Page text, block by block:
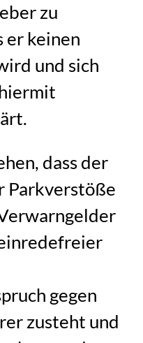
zu
er keinen
und sich
dass der
Parkverstöße
gegen
zusteht und